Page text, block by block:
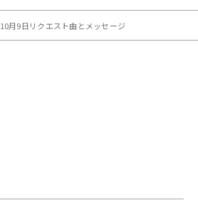
10月9日リクエスト曲とメッセージ